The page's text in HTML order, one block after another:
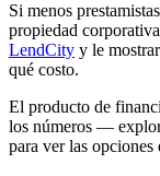
Si menos
propiedad
LendCity y le
qué costo.
El producto de
los números —
para ver las opciones